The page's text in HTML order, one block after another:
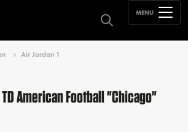
MENU
Air Jordan 1
TD American Football "Chicago"